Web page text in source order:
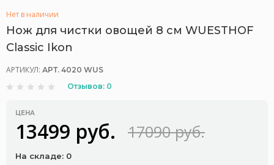
Нет в наличии
Нож для чистки овощей 8 см WUESTHOF
Classic Ikon
АРТИКУЛ: АРТ. 4020 WUS
Отзывов: 0
ЦЕНА
13499 руб. 17090 руб.
На складе: 0